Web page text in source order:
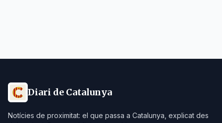
Diari de Catalunya
Notícies de proximitat: el que passa a Catalunya, explicat des